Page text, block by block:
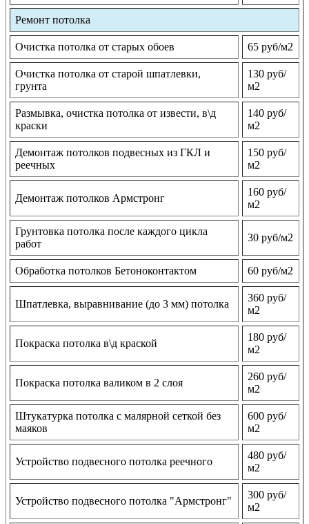
Ремонт потолка
Очистка потолка от старых обоев 65 руб/м2
Очистка потолка от старой шпатлевки,
грунта
130 руб/
м2
Размывка, очистка потолка от извести, в\д
краски
140 руб/
м2
Демонтаж потолков подвесных из ГКЛ и
реечных
150 руб/
м2
Демонтаж потолков Армстронг
160 руб/
м2
Грунтовка потолка после каждого цикла
работ
30 руб/м2
Обработка потолков Бетоноконтактом 60 руб/м2
Шпатлевка, выравнивание (до 3 мм) потолка
360 руб/
м2
Покраска потолка в\д краской
180 руб/
м2
Покраска потолка валиком в 2 слоя
260 руб/
м2
Штукатурка потолка с малярной сеткой без
маяков
600 руб/
м2
Устройство подвесного потолка реечного
480 руб/
м2
Устройство подвесного потолка "Армстронг"
300 руб/
м2